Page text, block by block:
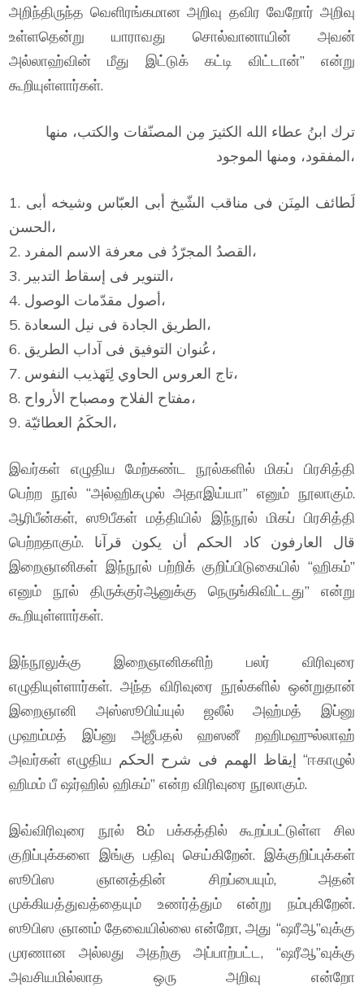
அறிந்திருந்த வெளிரங்கமான அறிவு தவிர வேறோர் அறிவு
உள்ளதென்று யாராவது சொல்வானாயின் அவன்
அல்லாஹ்வின் மீது இட்டுக் கட்டி விட்டான்” என்று
கூறியுள்ளார்கள்.
ترك ابنُ عطاء الله الكثيرَ مِن المصنّفات والكتب، منها
المفقود، ومنها الموجود،
1. لَطائف المِنَن فى مناقب الشّيخ أبى العبّاس وشيخه أبى
الحسن،
2. القصدُ المجرّدُ فى معرفة الاسم المفرد،
3. التنوير فى إسقاط التدبير،
4. أصول مقدّمات الوصول،
5. الطريق الجادة فى نيل السعادة،
6. عُنوان التوفيق فى آداب الطريق،
7. تاج العروس الحاوي لِتَهذيب النفوس،
8. مفتاح الفلاح ومصباح الأرواح،
9. الحكَمُ العطائيّة،
இவர்கள் எழுதிய மேற்கண்ட நூல்களில் மிகப் பிரசித்தி
பெற்ற நூல் “அல்ஹிகமுல் அதாஇய்யா” எனும் நூலாகும்.
ஆரிபீன்கள், ஸூபீகள் மத்தியில் இந்நூல் மிகப் பிரசித்தி
பெற்றதாகும். قال العارفون كاد الحكم أن يكون قرآنا
இறைஞானிகள் இந்நூல் பற்றிக் குறிப்பிடுகையில் “ஹிகம்”
எனும் நூல் திருக்குர்ஆனுக்கு நெருங்கிவிட்டது” என்று
கூறியுள்ளார்கள்.
இந்நூலுக்கு இறைஞானிகளிற் பலர் விரிவுரை
எழுதியுள்ளார்கள். அந்த விரிவுரை நூல்களில் ஒன்றுதான்
இறைஞானி அஸ்ஸூபிய்யுல் ஜலீல் அஹ்மத் இப்னு
முஹம்மத் இப்னு அஜீபதல் ஹஸனீ றஹிமஹுல்லாஹ்
அவர்கள் எழுதிய إيقاظ الهمم فى شرح الحكم “ஈகாழுல்
ஹிமம் பீ ஷர்ஹில் ஹிகம்” என்ற விரிவுரை நூலாகும்.
இவ்விரிவுரை நூல் 8ம் பக்கத்தில் கூறப்பட்டுள்ள சில
குறிப்புக்களை இங்கு பதிவு செய்கிறேன். இக்குறிப்புக்கள்
ஸூபிஸ ஞானத்தின் சிறப்பையும், அதன்
முக்கியத்துவத்தையும் உணர்த்தும் என்று நம்புகிறேன்.
ஸூபிஸ ஞானம் தேவையில்லை என்றோ, அது “ஷரீஆ”வுக்கு
முரணான அல்லது அதற்கு அப்பாற்பட்ட, “ஷரீஆ”வுக்கு
அவசியமில்லாத ஒரு அறிவு என்றோ